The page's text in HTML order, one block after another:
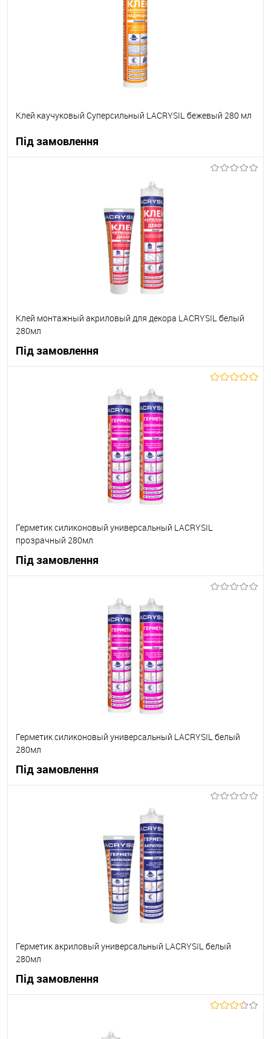
Клей каучуковый Суперсильный LACRYSIL бежевый 280 мл
Під замовлення
Під замовлення
Клей монтажный акриловый для декора LACRYSIL белый
280мл
Під замовлення
Під замовлення
Герметик силиконовый универсальный LACRYSIL
прозрачный 280мл
Під замовлення
Під замовлення
Герметик силиконовый универсальный LACRYSIL белый
280мл
Під замовлення
Під замовлення
Герметик акриловый универсальный LACRYSIL белый
280мл
Під замовлення